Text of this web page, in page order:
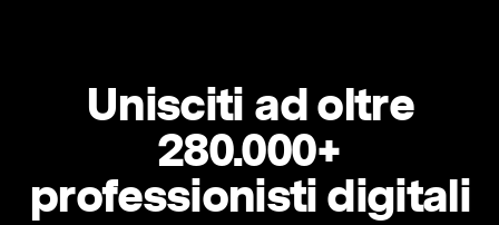
Unisciti ad oltre
280.000+
professionisti digitali